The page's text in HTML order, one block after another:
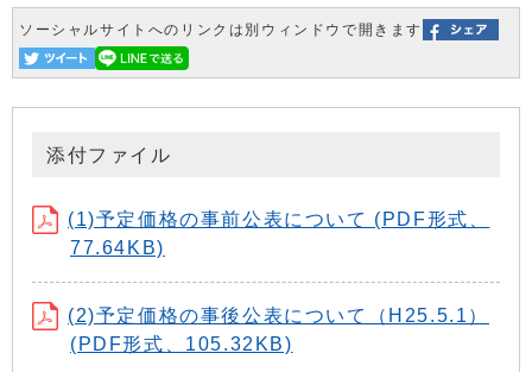
ソーシャルサイトへのリンクは別ウィンドウで開きます
添付ファイル
(1)予定価格の事前公表について (PDF形式、
77.64KB)
(2)予定価格の事後公表について（H25.5.1）
(PDF形式、105.32KB)